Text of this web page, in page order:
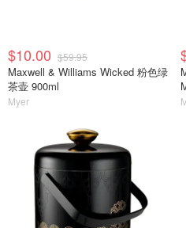
$10.00 $59.95
Maxwell & Williams Wicked 粉色绿
茶壶 900ml
Myer